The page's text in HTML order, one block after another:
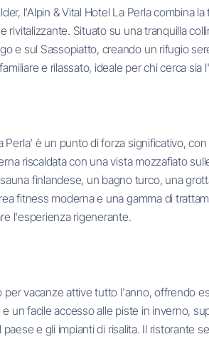
l'Alpin & Vital Hotel La Perla combina
rivitalizzante. Situato su una tranquilla
e sul Sassopiatto, creando un rifugio
e rilassato, ideale per chi cerca sia
è un punto di forza significativo,
riscaldata con una vista mozzafiato
finlandese, un bagno turco, una
fitness moderna e una gamma di
l'esperienza rigenerante.
vacanze attive tutto l'anno, offrendo
un facile accesso alle piste in inverno,
e gli impianti di risalita. Il ristorante